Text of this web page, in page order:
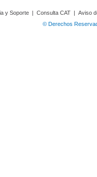
y Soporte | Consulta CAT | Aviso
© Derechos